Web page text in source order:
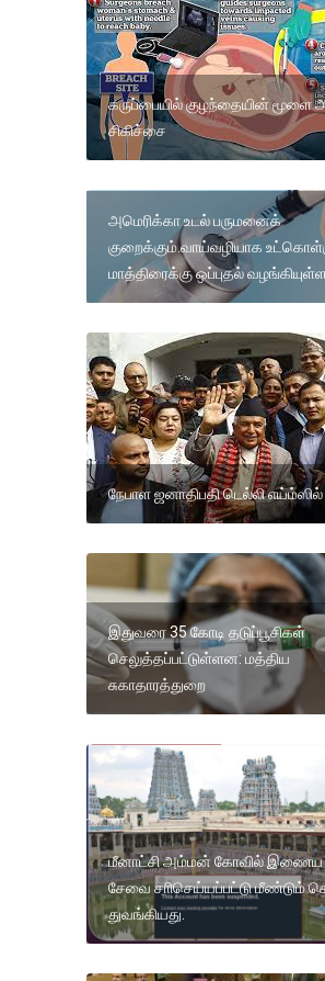
கருப்பையில் குழந்தையின் மூளை
சிகிச்சை
அமெரிக்கா உடல் பருமனைக்
குறைக்கும்.வாய்வழியாக
மாத்திரைக்கு ஒப்புதல்
நேபாள ஜனாதிபதி டெல்லி
இதுவரை 35 கோடி தடுப்பூசிகள்
செலுத்தப்பட்டுள்ளன: மத்திய
சுகாதாரத்துறை
மீனாட்சி அம்மன் கோவில்
சேவை சாிசெய்யப்பட்டு மீண்டும்
துவங்கியது.